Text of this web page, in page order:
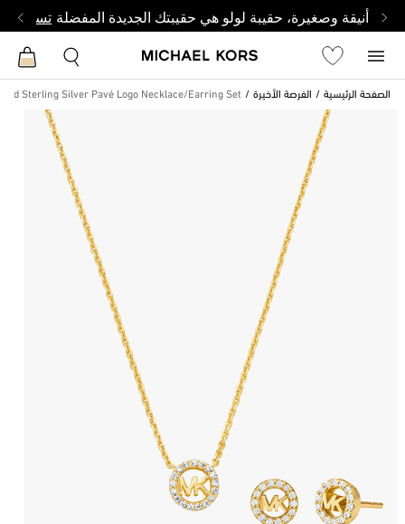
أنيقة وصغيرة، حقيبة لولو هي حقيبتك الجديدة المفضلة تسوق
الصفحة الرئيسية الفرصة الأخيرة Sterling Silver Pavé Logo Necklace/Earring Set